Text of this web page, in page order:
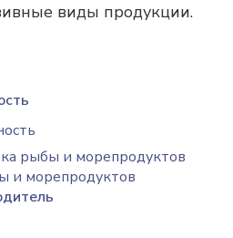
виды продукции.
рыбы и морепродуктов
и морепродуктов